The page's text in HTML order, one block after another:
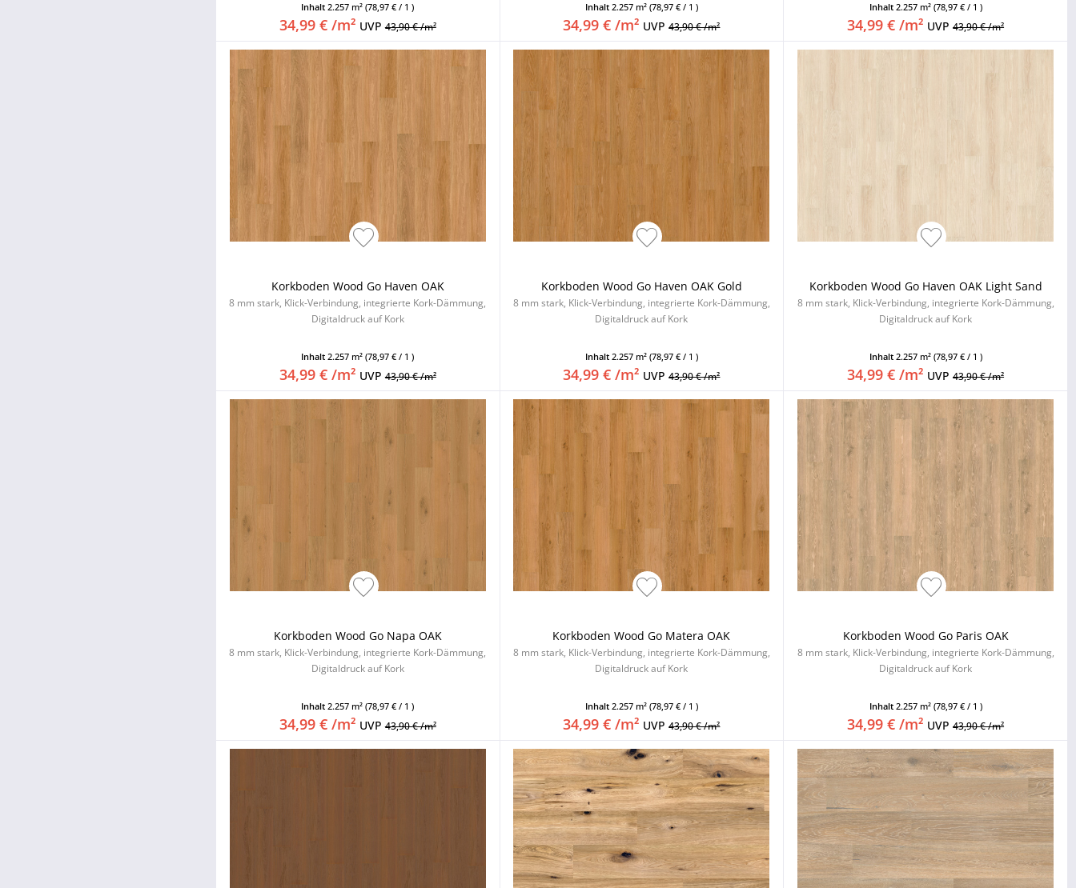
Inhalt2.257 m²(78,97 € / 1 )
34,99 € /m² UVP43,90 € /m²
Inhalt 2.257 m² (78,97 € / 1 )
34,99 € /m² UVP43,90 € /m²
Inhalt 2.257 m² (78,97 € / 1 )
34,99 € /m² UVP43,90 € /m²
Korkboden Wood Go Haven OAK
8 mm stark, Klick-Verbindung, integrierte Kork-Dämmung,
Digitaldruck auf Kork
Inhalt2.257 m²(78,97 € / 1 )
34,99 € /m² UVP43,90 € /m²
Korkboden Wood Go Haven OAK Gold
8 mm stark, Klick-Verbindung, integrierte Kork-Dämmung,
Digitaldruck auf Kork
Inhalt 2.257 m² (78,97 € / 1 )
34,99 € /m² UVP43,90 € /m²
Korkboden Wood Go Haven OAK Light Sand
8 mm stark, Klick-Verbindung, integrierte Kork-Dämmung,
Digitaldruck auf Kork
Inhalt 2.257 m² (78,97 € / 1 )
34,99 € /m² UVP43,90 € /m²
Korkboden Wood Go Napa OAK
8 mm stark, Klick-Verbindung, integrierte Kork-Dämmung,
Digitaldruck auf Kork
Inhalt2.257 m²(78,97 € / 1 )
34,99 € /m² UVP43,90 € /m²
Korkboden Wood Go Matera OAK
8 mm stark, Klick-Verbindung, integrierte Kork-Dämmung,
Digitaldruck auf Kork
Inhalt 2.257 m² (78,97 € / 1 )
34,99 € /m² UVP43,90 € /m²
Korkboden Wood Go Paris OAK
8 mm stark, Klick-Verbindung, integrierte Kork-Dämmung,
Digitaldruck auf Kork
Inhalt 2.257 m² (78,97 € / 1 )
34,99 € /m² UVP43,90 € /m²